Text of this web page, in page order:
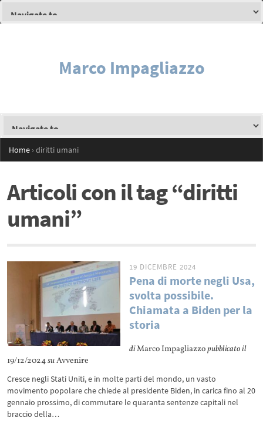
Marco Impagliazzo
Home › diritti umani
Articoli con il tag “diritti
umani”
19 DICEMBRE 2024
Pena di morte negli Usa,
svolta possibile.
Chiamata a Biden per la
storia
diMarco Impagliazzopubblicato il
19/12/2024suAvvenire
Cresce negli Stati Uniti, e in molte parti del mondo, un vasto
movimento popolare che chiede al presidente Biden, in carica fino al 20
gennaio prossimo, di commutare le quaranta sentenze capitali nel
braccio della…